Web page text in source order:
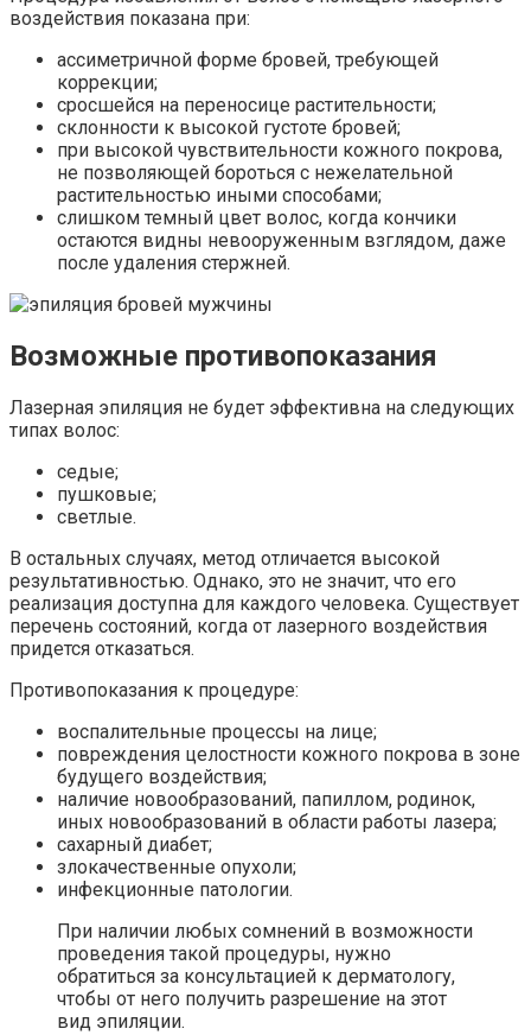
воздействия показана при:
ассиметричной форме бровей, требующей
коррекции;
сросшейся на переносице растительности;
склонности к высокой густоте бровей;
при высокой чувствительности кожного покрова,
не позволяющей бороться с нежелательной
растительностью иными способами;
слишком темный цвет волос, когда кончики
остаются видны невооруженным взглядом, даже
после удаления стержней.
Возможные противопоказания
Лазерная эпиляция не будет эффективна на следующих
типах волос:
седые;
пушковые;
светлые.
В остальных случаях, метод отличается высокой
результативностью. Однако, это не значит, что его
реализация доступна для каждого человека. Существует
перечень состояний, когда от лазерного воздействия
придется отказаться.
Противопоказания к процедуре:
воспалительные процессы на лице;
повреждения целостности кожного покрова в зоне
будущего воздействия;
наличие новообразований, папиллом, родинок,
иных новообразований в области работы лазера;
сахарный диабет;
злокачественные опухоли;
инфекционные патологии.
При наличии любых сомнений в возможности
проведения такой процедуры, нужно
обратиться за консультацией к дерматологу,
чтобы от него получить разрешение на этот
вид эпиляции.